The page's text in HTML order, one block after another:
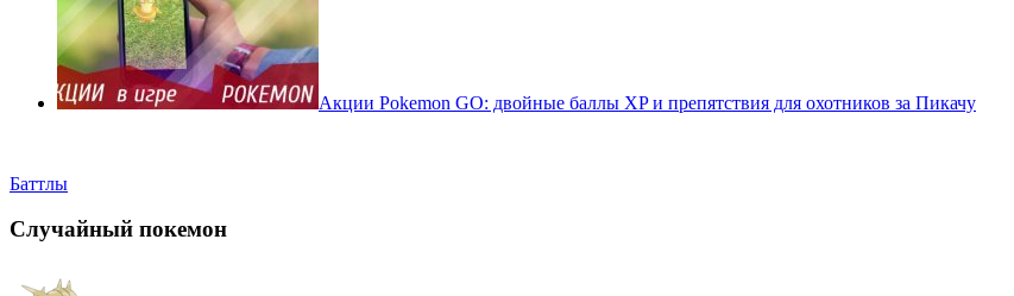
Акции Pokemon GO: двойные баллы XP и препятствия для охотников за Пикачу
Баттлы
Случайный покемон